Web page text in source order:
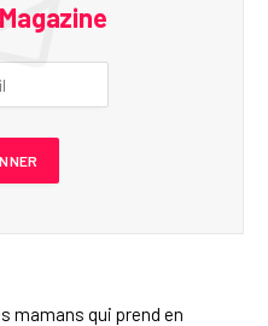
mamans qui prend en